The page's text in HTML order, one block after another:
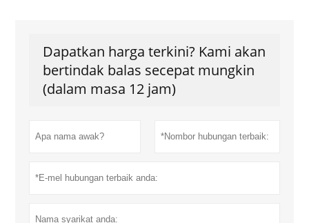
Dapatkan harga terkini? Kami akan
bertindak balas secepat mungkin
(dalam masa 12 jam)